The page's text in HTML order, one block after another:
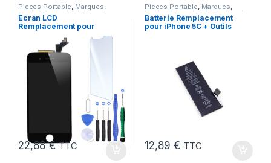
Pieces Portable, Marques,
Apple iPhone 6S Plus
Ecran LCD
Remplacement pour
+Verre Trempe +Outils
22,88€ TTC
Pieces Portable, Marques,
Apple iPhone 5C Batteries et
chargeurs,Batteries Apple
Batterie Remplacement
pour iPhone 5C + Outils
12,89€ TTC